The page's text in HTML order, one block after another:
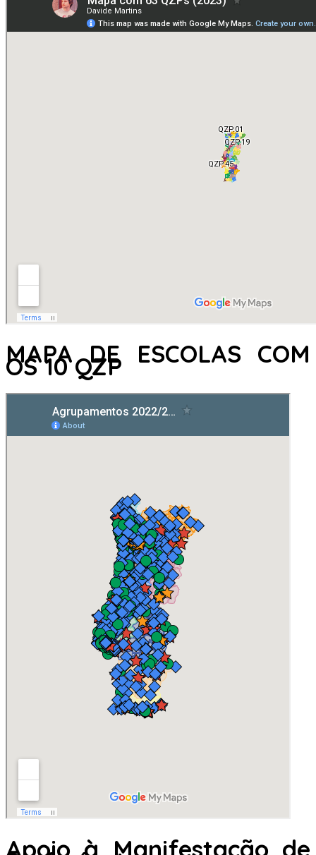
MAPA DE ESCOLAS COM
OS 10 QZP
Apoio à Manifestação de